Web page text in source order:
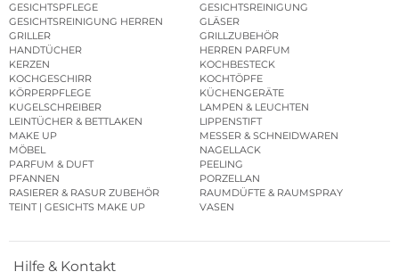
GESICHTSPFLEGE
GESICHTSREINIGUNG
GESICHTSREINIGUNG HERREN
GLÄSER
GRILLER
GRILLZUBEHÖR
HANDTÜCHER
HERREN PARFUM
KERZEN
KOCHBESTECK
KOCHGESCHIRR
KOCHTÖPFE
KÖRPERPFLEGE
KÜCHENGERÄTE
KUGELSCHREIBER
LAMPEN & LEUCHTEN
LEINTÜCHER & BETTLAKEN
LIPPENSTIFT
MAKE UP
MESSER & SCHNEIDWAREN
MÖBEL
NAGELLACK
PARFUM & DUFT
PEELING
PFANNEN
PORZELLAN
RASIERER & RASUR ZUBEHÖR
RAUMDÜFTE & RAUMSPRAY
TEINT | GESICHTS MAKE UP
VASEN
Hilfe & Kontakt